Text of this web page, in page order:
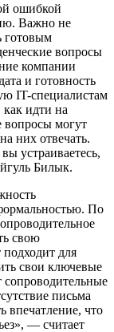
ошибкой
Важно не
готовым
вопросы
компании
и готовность
IT-специалистам
как идти на
вопросы могут
них отвечать.
устраиваетесь,
Билык.
По
свою
для
свои ключевые
письма
впечатление, что
— считает